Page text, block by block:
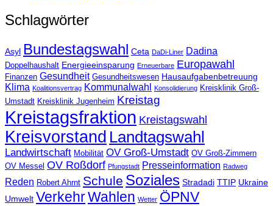
Schlagwörter
Asyl Bundestagswahl Ceta DaDi-Liner Dadina
Doppelhaushalt Energieeinsparung Erneuerbare Europawahl
Finanzen Gesundheit Gesundheitswesen Hausaufgabenbetreuung
Klima Koalitionsvertrag Kommunalwahl Konsolidierung Kreisklinik Groß-
Umstadt Kreisklinik Jugenheim Kreistag
Kreistagsfraktion Kreistagswahl
Kreisvorstand Landtagswahl
Landwirtschaft Mobilität OV Groß-Umstadt OV Groß-Zimmern
OV Messel OV Roßdorf Pfungstadt Presseinformation Radweg
Reden Robert Ahrnt Schule Soziales Stradadi TTIP Ukraine
Umwelt VerkehrWahlen Wetter ÖPNV